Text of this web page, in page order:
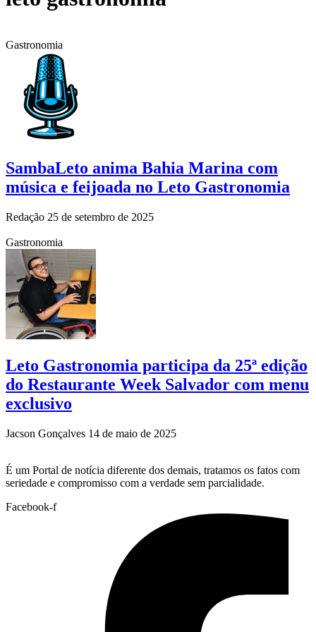
Gastronomia
SambaLeto anima Bahia Marina com
música e feijoada no Leto Gastronomia
Redação 25 de setembro de 2025
Gastronomia
Leto Gastronomia participa da 25ª edição
do Restaurante Week Salvador com menu
exclusivo
Jacson Gonçalves 14 de maio de 2025
É um Portal de notícia diferente dos demais, tratamos os fatos com
seriedade e compromisso com a verdade sem parcialidade.
Facebook-f